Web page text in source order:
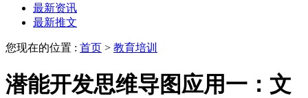
最新资讯
最新推文
您现在的位置 : 首页 > 教育培训
潜能开发思维导图应用一：文